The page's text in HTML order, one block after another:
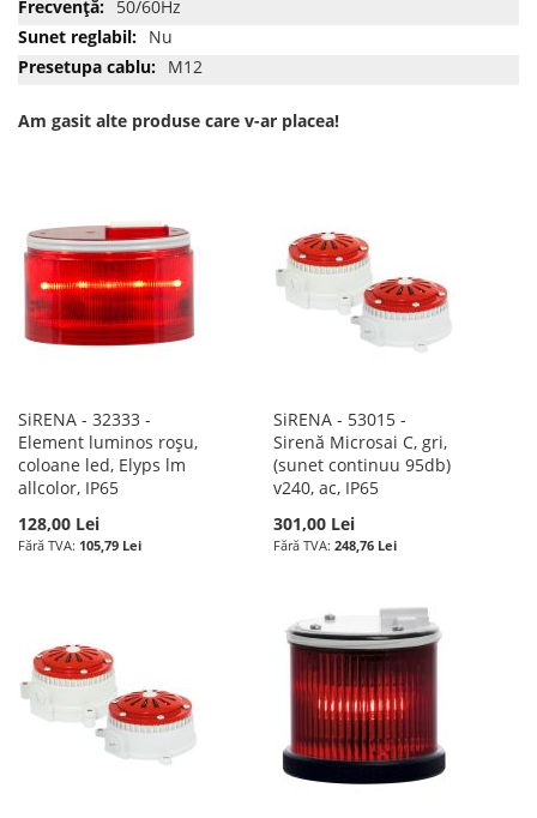
50/60Hz
Nu
M12
Am gasit alte produse care v-ar placea!
SiRENA - 32333 -
Element luminos roșu,
coloane led, Elyps lm
allcolor, IP65
128,00 Lei
105,79 Lei
SiRENA - 53015 -
Sirenă Microsai C, gri,
(sunet continuu 95db)
v240, ac, IP65
301,00 Lei
248,76 Lei